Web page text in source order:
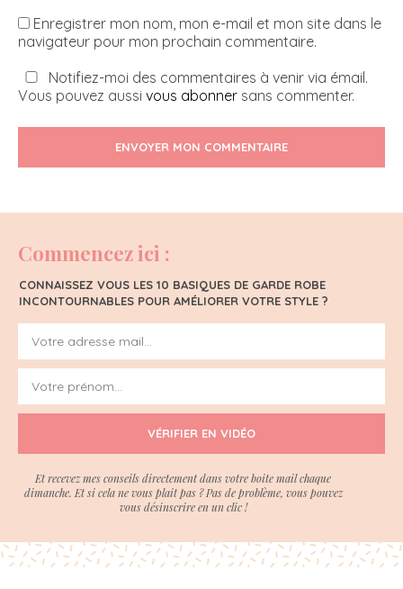
Enregistrer mon nom, mon e-mail et mon site dans le
navigateur pour mon prochain commentaire.
Notifiez-moi des commentaires à venir via émail.
Vous pouvez aussi vous abonner sans commenter.
ENVOYER MON COMMENTAIRE
Commencez ici :
CONNAISSEZ VOUS LES 10 BASIQUES DE GARDE ROBE
INCONTOURNABLES POUR AMÉLIORER VOTRE STYLE ?
VÉRIFIER EN VIDÉO
Et recevez mes conseils directement dans votre boite mail chaque
dimanche. Et si cela ne vous plait pas ? Pas de problème, vous pouvez
vous désinscrire en un clic !